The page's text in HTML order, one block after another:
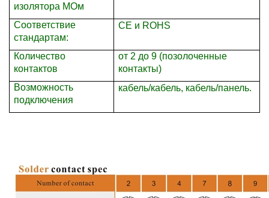
изолятора МОм
Соответствие
стандартам:
CE и ROHS
Количество
контактов
от 2 до 9 (позолоченные
контакты)
Возможность
подключения
кабель/кабель, кабель/панель.